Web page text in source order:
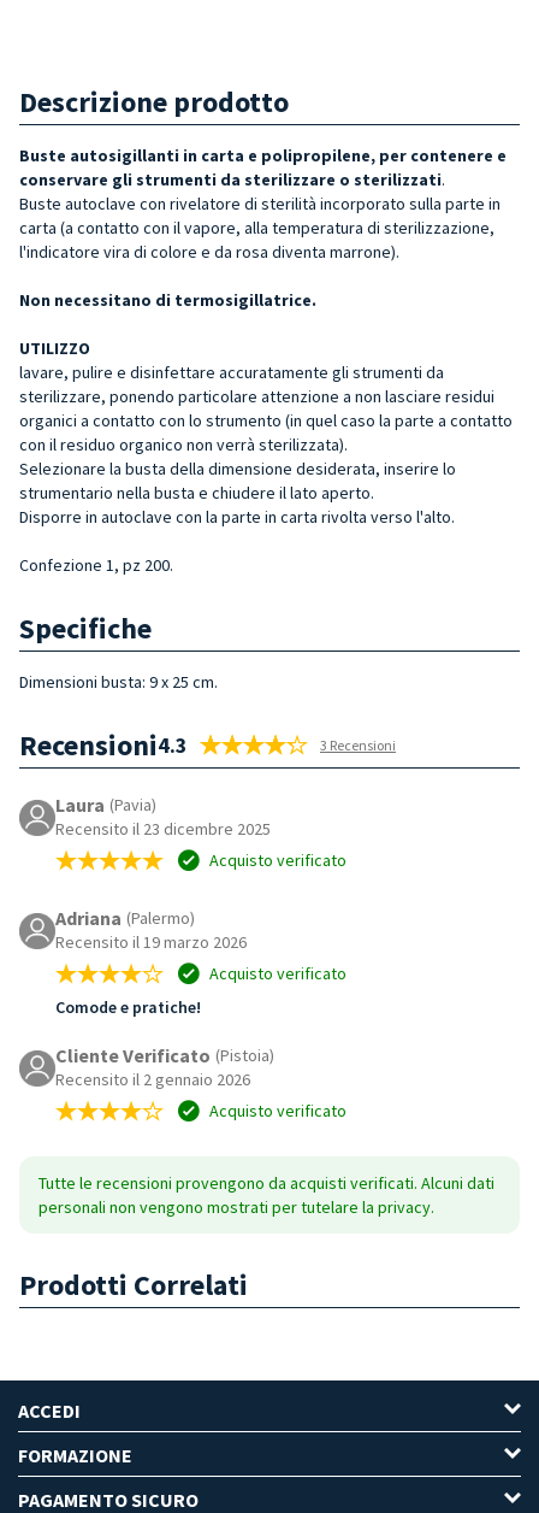
Descrizione prodotto
Buste autosigillanti in carta e polipropilene, per contenere e
conservare gli strumenti da sterilizzare o sterilizzati.
Buste autoclave con rivelatore di sterilità incorporato sulla parte in
carta (a contatto con il vapore, alla temperatura di sterilizzazione,
l'indicatore vira di colore e da rosa diventa marrone).
Non necessitano di termosigillatrice.
UTILIZZO
lavare, pulire e disinfettare accuratamente gli strumenti da
sterilizzare, ponendo particolare attenzione a non lasciare residui
organici a contatto con lo strumento (in quel caso la parte a contatto
con il residuo organico non verrà sterilizzata).
Selezionare la busta della dimensione desiderata, inserire lo
strumentario nella busta e chiudere il lato aperto.
Disporre in autoclave con la parte in carta rivolta verso l'alto.
Confezione 1, pz 200.
Specifiche
Dimensioni busta: 9 x 25 cm.
Recensioni4.3 3 Recensioni
Laura (Pavia)
Recensito il 23 dicembre 2025
Acquisto verificato
Adriana (Palermo)
Recensito il 19 marzo 2026
Acquisto verificato
Comode e pratiche!
Cliente Verificato (Pistoia)
Recensito il 2 gennaio 2026
Acquisto verificato
Tutte le recensioni provengono da acquisti verificati. Alcuni dati
personali non vengono mostrati per tutelare la privacy.
Prodotti Correlati
ACCEDI
FORMAZIONE
PAGAMENTO SICURO